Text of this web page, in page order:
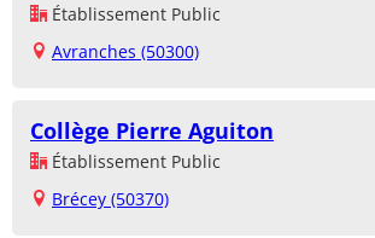
Établissement Public
Avranches (50300)
Collège Pierre Aguiton
Établissement Public
Brécey (50370)